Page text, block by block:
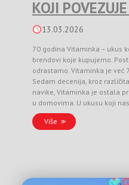
KOJI
13.03.2026
70 godina Vitaminka – ukus
brendovi koje kupujemo.
odrastamo. Vitaminka je već
Sedam decenija, kroz
navike, Vitaminka je ostala
u domovima. U ukusu koji
Više